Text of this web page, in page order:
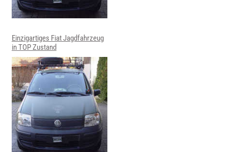
Einzigartiges Fiat Jagdfahrzeug
in TOP Zustand